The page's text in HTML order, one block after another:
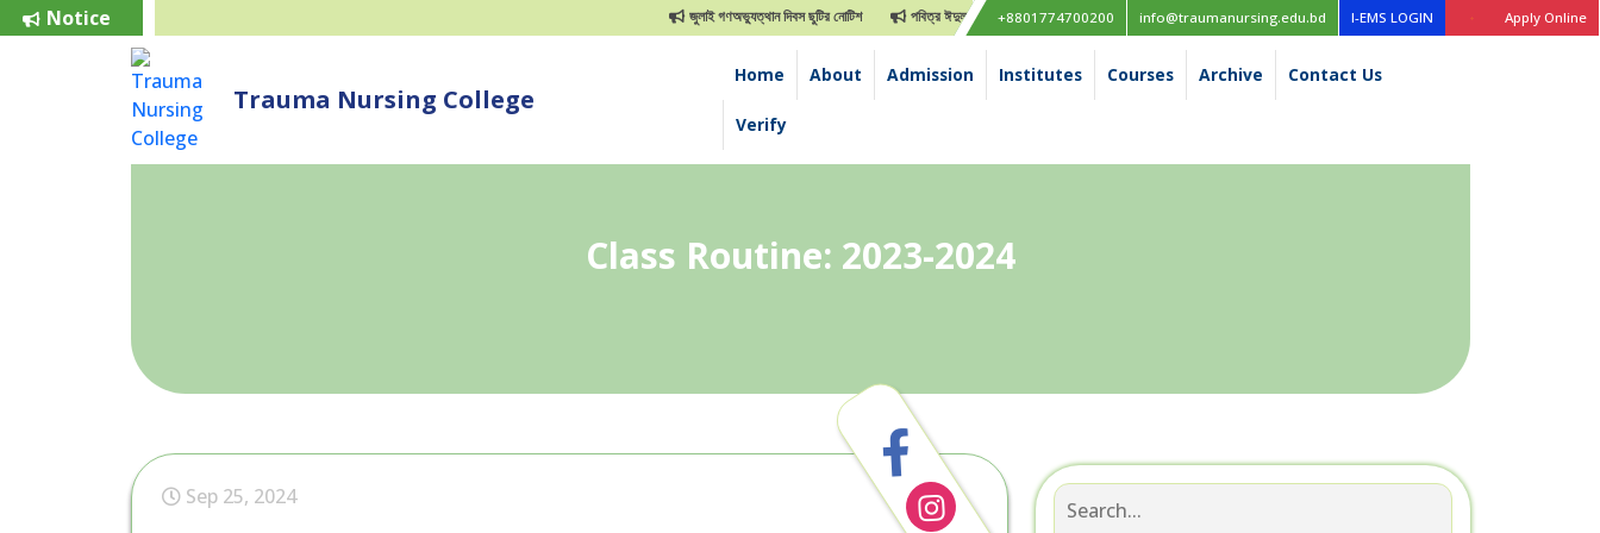
Notice জুলাই গণঅভ্যুত্থান দিবস ছুটির নোটিশ পবিত্র ঈদুল আযহা ছুটির নোটিশ Time table for the 1st year (New Curriculum), 1st, 2nd, 3rd & 4th year
+8801774700200 info@traumanursing.edu.bd I-EMS LOGIN Apply Online
Trauma Nursing College
Home About Admission Institutes Courses Archive Contact Us
Verify
Class Routine: 2023-2024
Sep 25, 2024